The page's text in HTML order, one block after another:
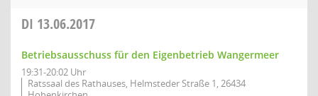
DI 13.06.2017
Betriebsausschuss für den Eigenbetrieb Wangermeer
19:31-20:02 Uhr
Ratssaal des Rathauses, Helmsteder Straße 1, 26434